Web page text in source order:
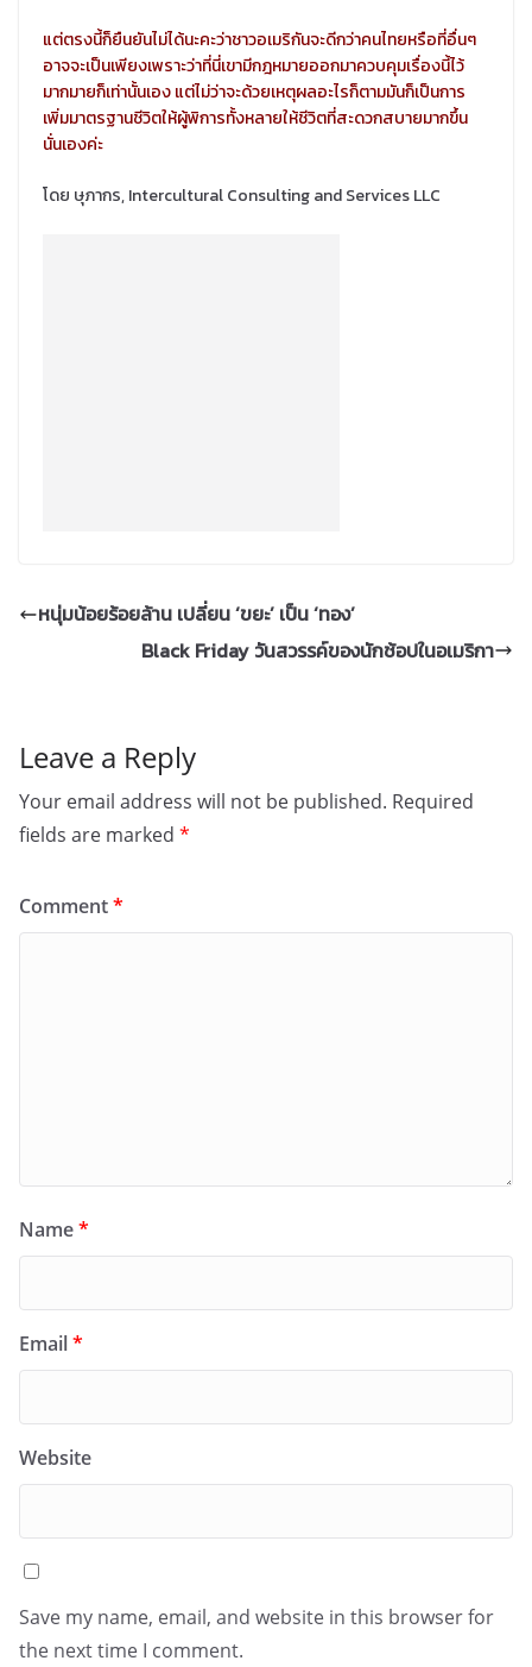
แต่ตรงนี้ก็ยืนยันไม่ได้นะคะว่าชาวอเมริกันจะดีกว่าคนไทยหรือที่อื่นๆ
อาจจะเป็นเพียงเพราะว่าที่นี่เขามีกฎหมายออกมาควบคุมเรื่องนี้ไว้
มากมายก็เท่านั้นเอง แต่ไม่ว่าจะด้วยเหตุผลอะไรก็ตามมันก็เป็นการ
เพิ่มมาตรฐานชีวิตให้ผู้พิการทั้งหลายให้ชีวิตที่สะดวกสบายมากขึ้น
นั่นเองค่ะ
โดย ษุภากร, Intercultural Consulting and Services LLC
หนุ่มน้อยร้อยล้าน เปลี่ยน ‘ขยะ’ เป็น ‘ทอง’
Black Friday วันสวรรค์ของนักช้อปในอเมริกา
Leave a Reply
Your email address will not be published. Required
fields are marked *
Comment*
Name*
Email*
Website
Save my name, email, and website in this browser for
the next time I comment.